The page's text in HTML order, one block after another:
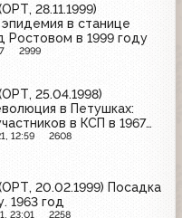
28.11.1999)
в станице
Ростовом в 1999 году
2999
25.04.1998)
в Петушках:
в КСП в 1967
12:59 2608
20.02.1999) Посадка
1963 год
23:01 2258